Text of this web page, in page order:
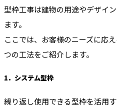
型枠工事は建物の用途やデザイ
ます。
ここでは、お客様のニーズに応
つの工法をご紹介します。
1．システム型枠
繰り返し使用できる型枠を活用